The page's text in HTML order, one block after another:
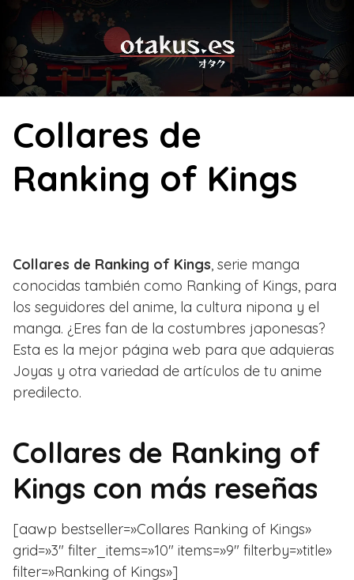
content
Collares de
Ranking of Kings
Collares de Ranking of Kings, serie manga
conocidas también como Ranking of Kings, para
los seguidores del anime, la cultura nipona y el
manga. ¿Eres fan de la costumbres japonesas?
Esta es la mejor página web para que adquieras
Joyas y otra variedad de artículos de tu anime
predilecto.
Collares de Ranking of
Kings con más reseñas
[aawp bestseller=»Collares Ranking of Kings»
grid=»3″ filter_items=»10″ items=»9″ filterby=»title»
filter=»Ranking of Kings»]